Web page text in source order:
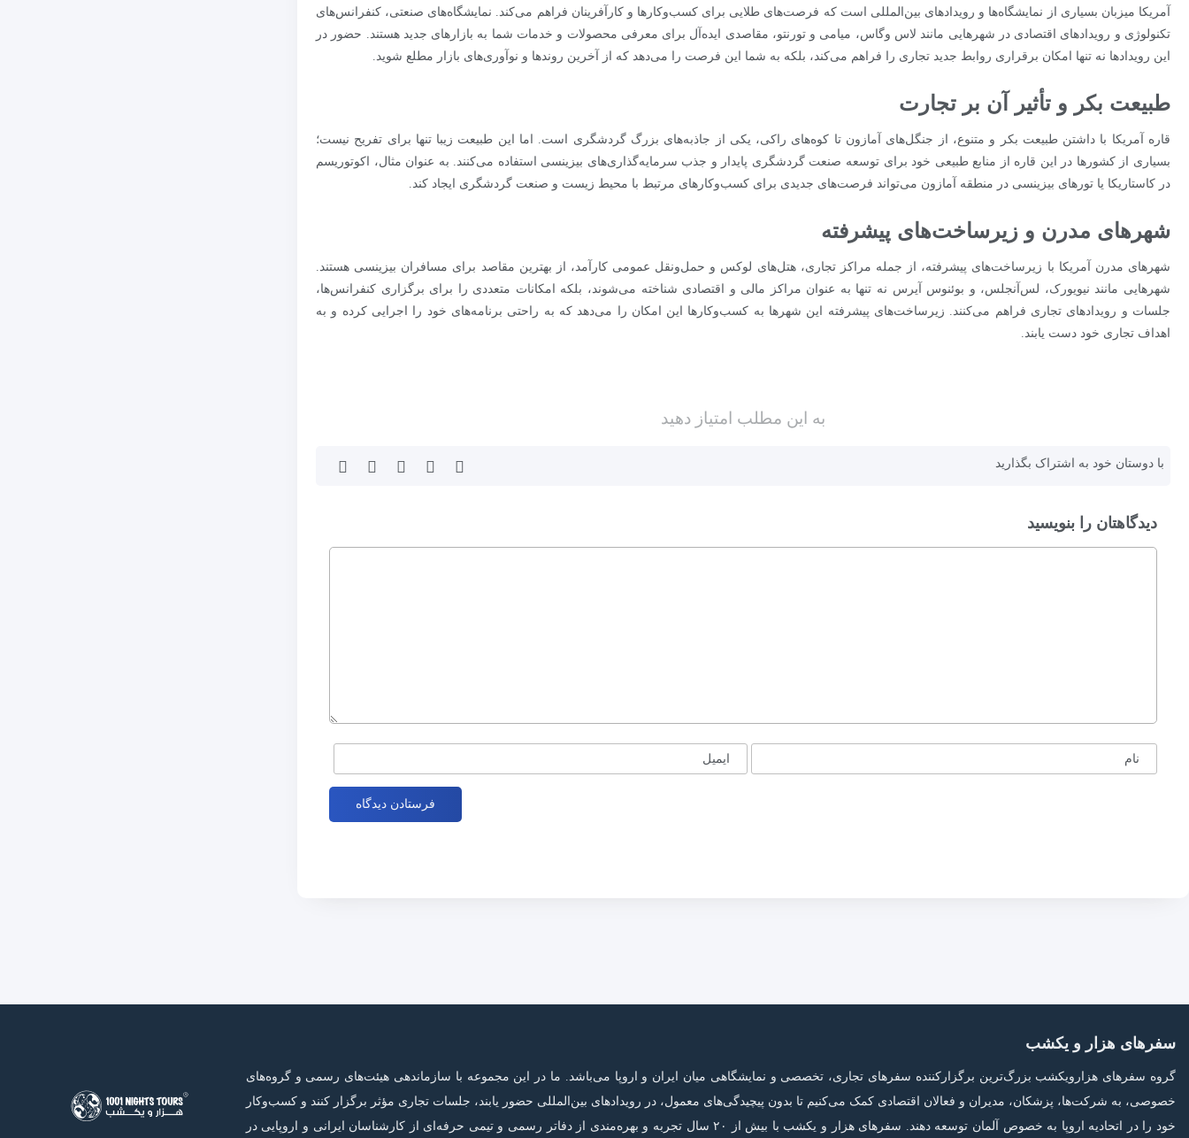
آمریکا میزبان بسیاری از نمایشگاه‌ها و رویدادهای بین‌المللی است که فرصت‌های طلایی برای کسب‌وکارها و کارآفرینان فراهم می‌کند. نمایشگاه‌های صنعتی، کنفرانس‌های
تکنولوژی و رویدادهای اقتصادی در شهرهایی مانند لاس وگاس، میامی و تورنتو، مقاصدی ایده‌آل برای معرفی محصولات و خدمات شما به بازارهای جدید هستند. حضور در
این رویدادها نه تنها امکان برقراری روابط جدید تجاری را فراهم می‌کند، بلکه به شما این فرصت را می‌دهد که از آخرین روندها و نوآوری‌های بازار مطلع شوید.
طبیعت بکر و تأثیر آن بر تجارت
قاره آمریکا با داشتن طبیعت بکر و متنوع، از جنگل‌های آمازون تا کوه‌های راکی، یکی از جاذبه‌های بزرگ گردشگری است. اما این طبیعت زیبا تنها برای تفریح نیست؛
بسیاری از کشورها در این قاره از منابع طبیعی خود برای توسعه صنعت گردشگری پایدار و جذب سرمایه‌گذاری‌های بیزینسی استفاده می‌کنند. به عنوان مثال، اکوتوریسم
در کاستاریکا یا تورهای بیزینسی در منطقه آمازون می‌تواند فرصت‌های جدیدی برای کسب‌وکارهای مرتبط با محیط زیست و صنعت گردشگری ایجاد کند.
شهرهای مدرن و زیرساخت‌های پیشرفته
شهرهای مدرن آمریکا با زیرساخت‌های پیشرفته، از جمله مراکز تجاری، هتل‌های لوکس و حمل‌ونقل عمومی کارآمد، از بهترین مقاصد برای مسافران بیزینسی هستند.
شهرهایی مانند نیویورک، لس‌آنجلس، و بوئنوس آیرس نه تنها به عنوان مراکز مالی و اقتصادی شناخته می‌شوند، بلکه امکانات متعددی را برای برگزاری کنفرانس‌ها،
جلسات و رویدادهای تجاری فراهم می‌کنند. زیرساخت‌های پیشرفته این شهرها به کسب‌وکارها این امکان را می‌دهد که به راحتی برنامه‌های خود را اجرایی کرده و به
اهداف تجاری خود دست یابند.
به این مطلب امتیاز دهید
با دوستان خود به اشتراک بگذارید
دیدگاهتان را بنویسید
نام ایمیل
سفرهای هزار و یکشب
گروه سفرهای هزارویکشب بزرگ‌ترین برگزارکننده سفرهای تجاری، تخصصی و نمایشگاهی میان ایران و اروپا می‌باشد. ما در این مجموعه با سازماندهی هیئت‌های رسمی و گروه‌های
خصوصی، به شرکت‌ها، پزشکان، مدیران و فعالان اقتصادی کمک می‌کنیم تا بدون پیچیدگی‌های معمول، در رویدادهای بین‌المللی حضور یابند، جلسات تجاری مؤثر برگزار کنند و کسب‌وکار
خود را در اتحادیه اروپا به خصوص آلمان توسعه دهند. سفر‌های هزار و یکشب با بیش از ۲۰ سال تجربه و بهره‌مندی از دفاتر رسمی و تیمی حرفه‌ای از کارشناسان ایرانی و اروپایی در